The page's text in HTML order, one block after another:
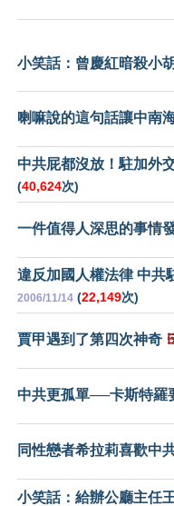
小笑話：曾慶紅暗殺小胡
喇嘛說的這句話讓中南
中共屁都沒放！駐加外
(40,624次)
一件值得人深思的事情
違反加國人權法律 中共
2006/11/14 (22,149次)
賈甲遇到了第四次神奇
中共更孤單──卡斯特羅
同性戀者希拉莉喜歡中
小笑話：給辦公廳主任